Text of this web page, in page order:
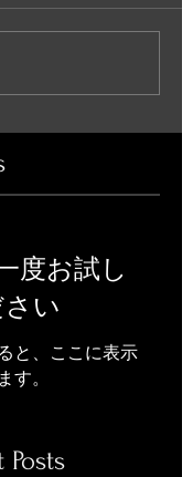
度お試し
さい
と、ここに表示
す。
Posts